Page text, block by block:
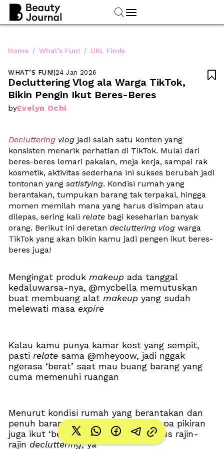
Home / What’s Fun! / URL Finds
WHAT’S FUN!|24 Jan 2026
Decluttering Vlog ala Warga TikTok,
Bikin Pengin Ikut Beres-Beres
byEvelyn Ochi

Decluttering vlog jadi salah satu konten yang
konsisten menarik perhatian di TikTok. Mulai dari
beres-beres lemari pakaian, meja kerja, sampai rak
kosmetik, aktivitas sederhana ini sukses berubah jadi
tontonan yang satisfying. Kondisi rumah yang
berantakan, tumpukan barang tak terpakai, hingga
momen memilah mana yang harus disimpan atau
dilepas, sering kali relate bagi keseharian banyak
orang. Berikut ini deretan decluttering vlog warga
TikTok yang akan bikin kamu jadi pengen ikut beres-
beres juga!
Mengingat produk makeup ada tanggal
kedaluwarsa-nya, @mycbella memutuskan
buat membuang alat makeup yang sudah
melewati masa expire
Kalau kamu punya kamar kost yang sempit,
pasti relate sama @mheyoow, jadi nggak
ngerasa ‘berat’ saat mau buang barang yang
cuma memenuhi ruangan
Menurut kondisi rumah yang berantakan dan
penuh barang, bisa jadi alasan kenapa pikiran
juga ikut ‘berantakan’, makanya harus rajin-
rajin decluttering, ya